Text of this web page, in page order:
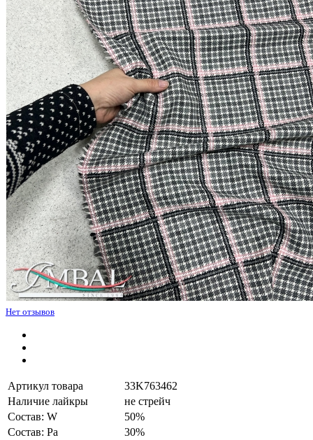
Нет отзывов
Артикул товара
33K763462
Наличие лайкры
не стрейч
Состав: W
50%
Состав: Pa
30%